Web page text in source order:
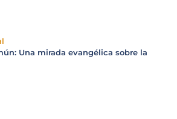
Una mirada evangélica sobre la